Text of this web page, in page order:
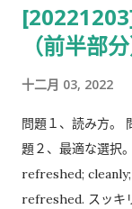
hiding the fact
の七光り と言わ
parents' light
す。Because I
したい仕事がじゃ
want to do this
つ親を持った子供
（前半部分
十二月 03, 2022
問題１、読み方。
題２、最適な選択
refreshed;
refreshed. スッキ